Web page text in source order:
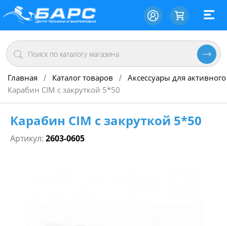
Главная / Каталог товаров / Аксессуары для
Карабин CIM с закруткой 5*50
Карабин CIM с закруткой 5*50
Артикул: 2603-0605